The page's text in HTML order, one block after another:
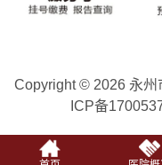
Copyright © 2026 永州
ICP备